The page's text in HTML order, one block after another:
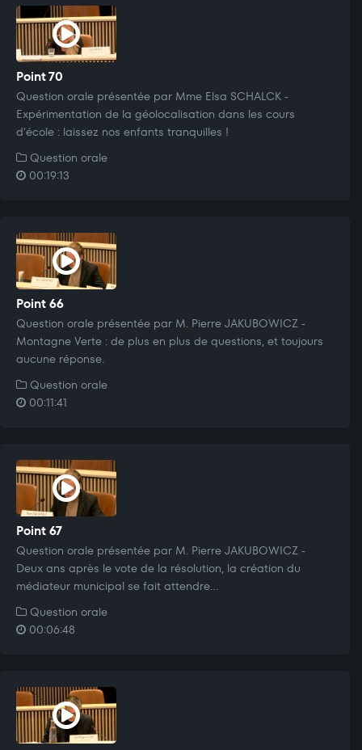
Point 70
Question orale présentée par Mme Elsa SCHALCK -
Expérimentation de la géolocalisation dans les cours
d'école : laissez nos enfants tranquilles !
Question orale
00:19:13
Point 66
Question orale présentée par M. Pierre JAKUBOWICZ -
Montagne Verte : de plus en plus de questions, et toujours
aucune réponse.
Question orale
00:11:41
Point 67
Question orale présentée par M. Pierre JAKUBOWICZ -
Deux ans après le vote de la résolution, la création du
médiateur municipal se fait attendre...
Question orale
00:06:48